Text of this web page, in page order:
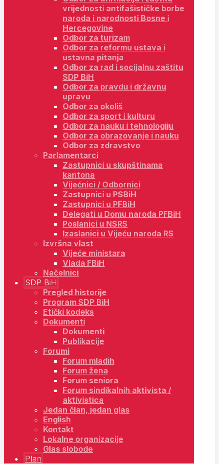
vrijednosti antifašističke borbe
naroda i narodnosti Bosne i
Hercegovine
Odbor za turizam
Odbor za reformu ustava i
ustavna pitanja
Odbor za rad i socijalnu zaštitu
SDP BiH
Odbor za pravdu i državnu
upravu
Odbor za okoliš
Odbor za sport i kulturu
Odbor za nauku i tehnologiju
Odbor za obrazovanje i nauku
Odbor za zdravstvo
Parlamentarci
Zastupnici u skupštinama
kantona
Vijećnici / Odbornici
Zastupnici u PSBiH
Zastupnici u PFBiH
Delegati u Domu naroda PFBiH
Poslanici u NSRS
Izaslanici u Vijeću naroda RS
Izvršna vlast
Vijeće ministara
Vlada FBiH
Načelnici
SDP BiH
Pregled historije
Program SDP BiH
Etički kodeks
Dokumenti
Dokumenti
Publikacije
Forumi
Forum mladih
Forum žena
Forum seniora
Forum sindikalnih aktivista /
aktivistica
Jedan član, jedan glas
English
Kontakt
Lokalne organizacije
Glas slobode
Plan